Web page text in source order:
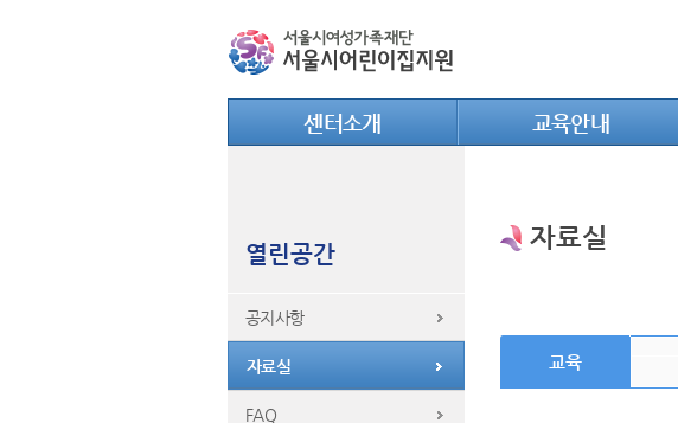
센터소개 교육안내
열린공간
공지사항
자료실
FAQ
자료실
교육